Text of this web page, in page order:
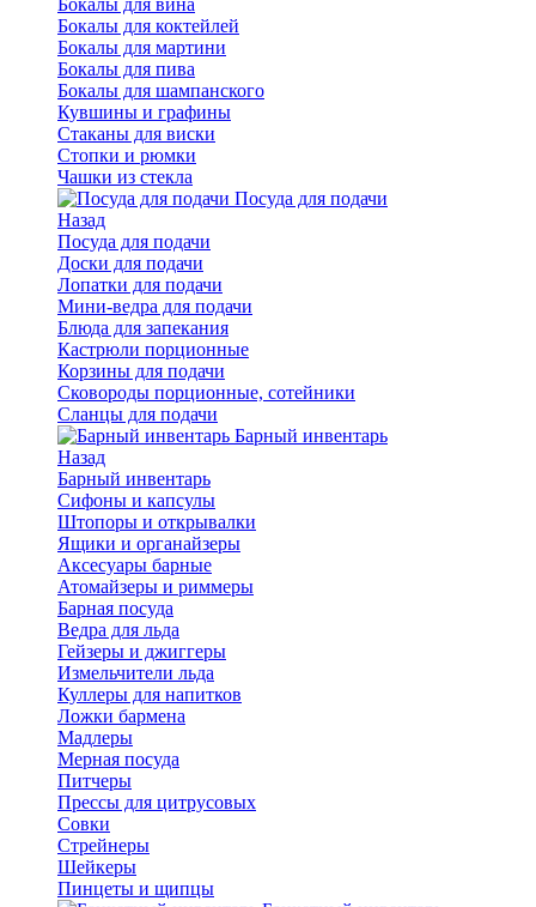
Бокалы для коктейлей
Бокалы для мартини
Бокалы для пива
Бокалы для шампанского
Кувшины и графины
Стаканы для виски
Стопки и рюмки
Чашки из стекла
Посуда для подачи
Назад
Посуда для подачи
Доски для подачи
Лопатки для подачи
Мини-ведра для подачи
Блюда для запекания
Кастрюли порционные
Корзины для подачи
Сковороды порционные, сотейники
Сланцы для подачи
Барный инвентарь
Назад
Барный инвентарь
Сифоны и капсулы
Штопоры и открывалки
Ящики и органайзеры
Аксесуары барные
Атомайзеры и риммеры
Барная посуда
Ведра для льда
Гейзеры и джиггеры
Измельчители льда
Куллеры для напитков
Ложки бармена
Мадлеры
Мерная посуда
Питчеры
Прессы для цитрусовых
Совки
Стрейнеры
Шейкеры
Пинцеты и щипцы